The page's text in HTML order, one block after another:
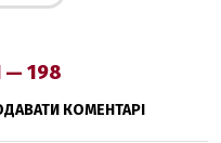
— 198
КОМЕНТАРІ